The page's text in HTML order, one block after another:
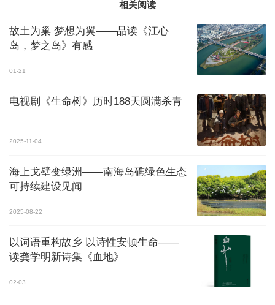
相关阅读
故土为巢 梦想为翼——品读《江心
岛，梦之岛》有感
01-21
电视剧《生命树》历时188天圆满杀青
2025-11-04
海上戈壁变绿洲——南海岛礁绿色生态
可持续建设见闻
2025-08-22
以词语重构故乡 以诗性安顿生命——
读龚学明新诗集《血地》
02-03